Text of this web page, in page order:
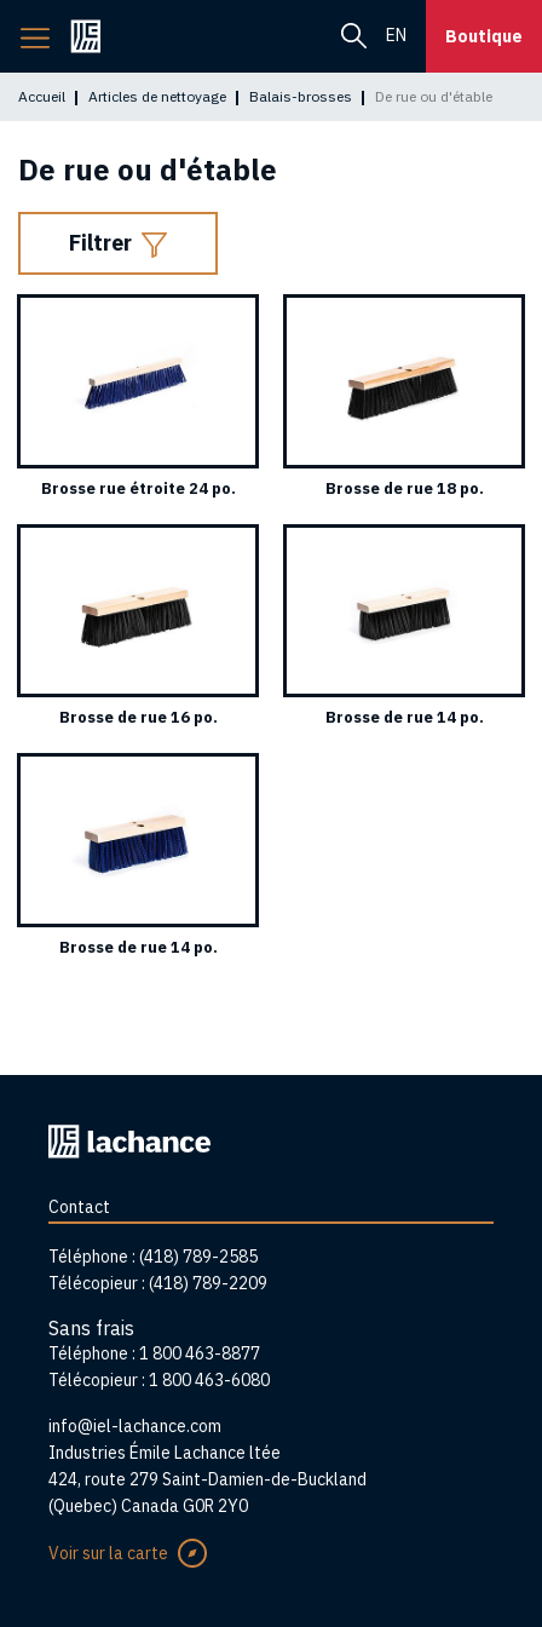
Retourner
à
EN Boutique
Accueil Articles de nettoyage Balais-brosses De rue ou d'étable
De rue ou d'étable
Filtrer
Brosse rue étroite 24 po. Brosse de rue 18 po.
Brosse de rue 16 po. Brosse de rue 14 po.
Brosse de rue 14 po.
Retourner
à
Contact
Téléphone : (418) 789-2585
Télécopieur : (418) 789-2209
Sans frais
Téléphone : 1 800 463-8877
Télécopieur : 1 800 463-6080
info@iel-lachance.com
Adresse
Industries Émile Lachance ltée
424, route 279 Saint-Damien-de-Buckland
(Quebec) Canada G0R 2Y0
Voir sur la carte